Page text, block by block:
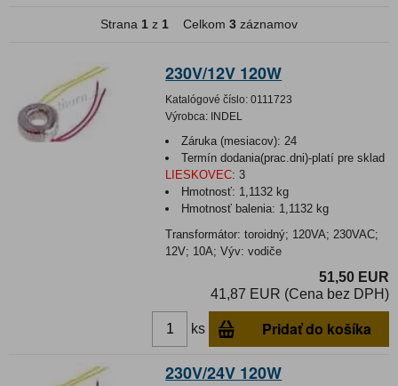
Strana 1 z 1 Celkom 3 záznamov
230V/12V 120W
Katalógové číslo: 0111723
Výrobca: INDEL
Záruka (mesiacov): 24
Termín dodania(prac.dni)-platí pre sklad
LIESKOVEC: 3
Hmotnosť: 1,1132 kg
Hmotnosť balenia: 1,1132 kg
Transformátor: toroidný; 120VA; 230VAC;
12V; 10A; Výv: vodiče
51,50 EUR
41,87 EUR (Cena bez DPH)
ks Pridať do košíka
230V/24V 120W